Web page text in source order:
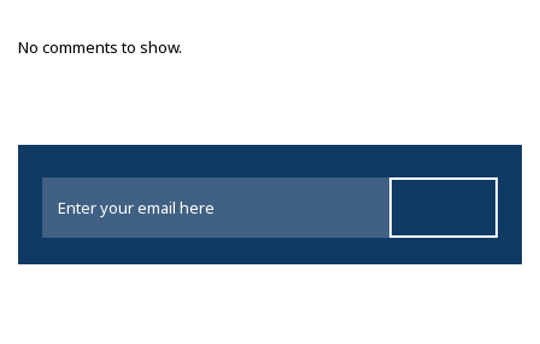
No comments to show.